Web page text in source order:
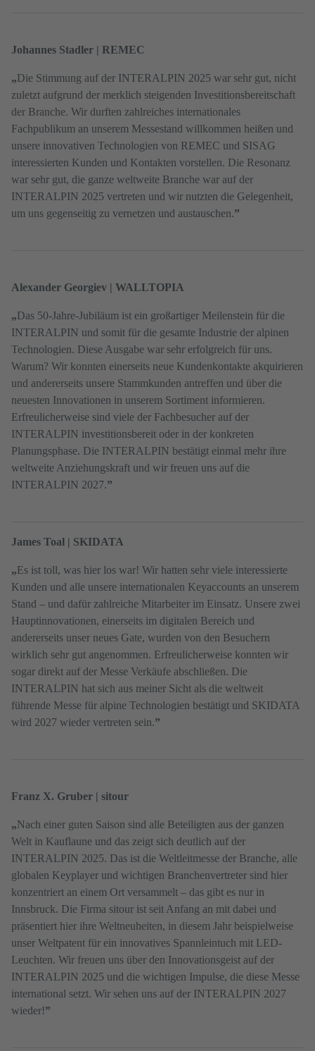
Johannes Stadler | REMEC
„Die Stimmung auf der INTERALPIN 2025 war sehr gut, nicht
zuletzt aufgrund der merklich steigenden Investitionsbereitschaft
der Branche. Wir durften zahlreiches internationales
Fachpublikum an unserem Messestand willkommen heißen und
unsere innovativen Technologien von REMEC und SISAG
interessierten Kunden und Kontakten vorstellen. Die Resonanz
war sehr gut, die ganze weltweite Branche war auf der
INTERALPIN 2025 vertreten und wir nutzten die Gelegenheit,
um uns gegenseitig zu vernetzen und austauschen.”
Alexander Georgiev | WALLTOPIA
„Das 50-Jahre-Jubiläum ist ein großartiger Meilenstein für die
INTERALPIN und somit für die gesamte Industrie der alpinen
Technologien. Diese Ausgabe war sehr erfolgreich für uns.
Warum? Wir konnten einerseits neue Kundenkontakte akquirieren
und andererseits unsere Stammkunden antreffen und über die
neuesten Innovationen in unserem Sortiment informieren.
Erfreulicherweise sind viele der Fachbesucher auf der
INTERALPIN investitionsbereit oder in der konkreten
Planungsphase. Die INTERALPIN bestätigt einmal mehr ihre
weltweite Anziehungskraft und wir freuen uns auf die
INTERALPIN 2027.”
James Toal | SKIDATA
„Es ist toll, was hier los war! Wir hatten sehr viele interessierte
Kunden und alle unsere internationalen Keyaccounts an unserem
Stand – und dafür zahlreiche Mitarbeiter im Einsatz. Unsere zwei
Hauptinnovationen, einerseits im digitalen Bereich und
andererseits unser neues Gate, wurden von den Besuchern
wirklich sehr gut angenommen. Erfreulicherweise konnten wir
sogar direkt auf der Messe Verkäufe abschließen. Die
INTERALPIN hat sich aus meiner Sicht als die weltweit
führende Messe für alpine Technologien bestätigt und SKIDATA
wird 2027 wieder vertreten sein.”
Franz X. Gruber | sitour
„Nach einer guten Saison sind alle Beteiligten aus der ganzen
Welt in Kauflaune und das zeigt sich deutlich auf der
INTERALPIN 2025. Das ist die Weltleitmesse der Branche, alle
globalen Keyplayer und wichtigen Branchenvertreter sind hier
konzentriert an einem Ort versammelt – das gibt es nur in
Innsbruck. Die Firma sitour ist seit Anfang an mit dabei und
präsentiert hier ihre Weltneuheiten, in diesem Jahr beispielweise
unser Weltpatent für ein innovatives Spannleintuch mit LED-
Leuchten. Wir freuen uns über den Innovationsgeist auf der
INTERALPIN 2025 und die wichtigen Impulse, die diese Messe
international setzt. Wir sehen uns auf der INTERALPIN 2027
wieder!”